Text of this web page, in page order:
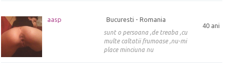
aasp
40 ani
Bucuresti - Romania
sunt o persoana ,de treaba ,cu
multe caltatii frumoase ,nu-mi
place minciuna nu